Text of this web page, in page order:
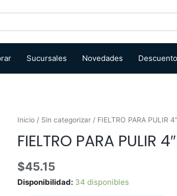
Sucursales Novedades
Inicio/ Sin categorizar/ FIELTRO PARA PULIR 4″
FIELTRO PARA PULIR 4″
$45.15
Disponibilidad: 34 disponibles